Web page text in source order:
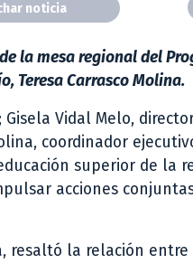
noticia
la mesa regional del
Teresa Carrasco Molina.
Gisela Vidal Melo,
coordinador
superior de la
acciones
resaltó la relación